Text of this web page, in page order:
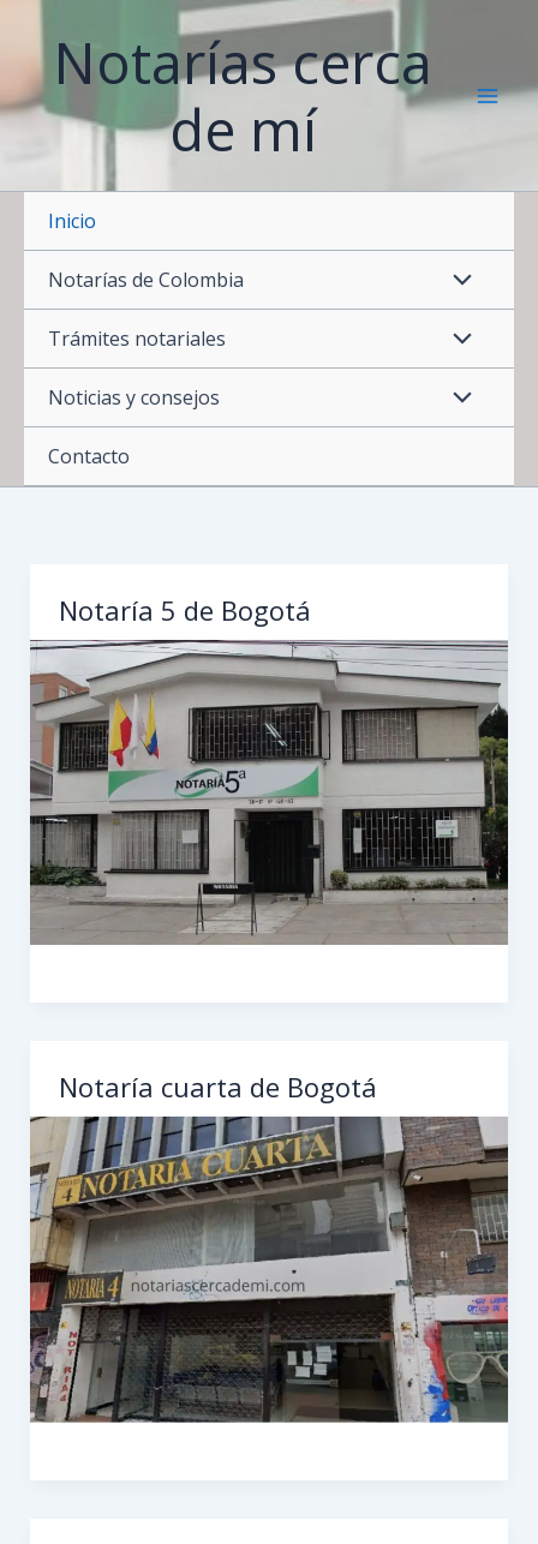
contenidoNotarías cerca
de mí
Inicio
Notarías de Colombia
Trámites notariales
Noticias y consejos
Contacto
Notaría 5 de Bogotá
Notaría cuarta de Bogotá